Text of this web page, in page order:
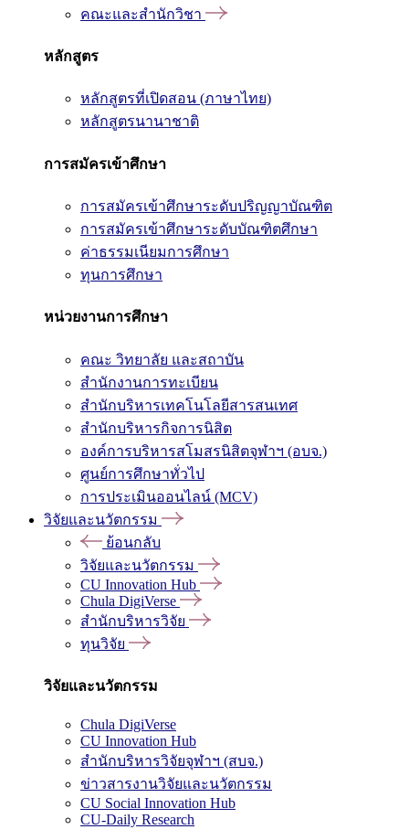
คณะและสำนักวิชา
หลักสูตร
หลักสูตรที่เปิดสอน (ภาษาไทย)
หลักสูตรนานาชาติ
การสมัครเข้าศึกษา
การสมัครเข้าศึกษาระดับปริญญาบัณฑิต
การสมัครเข้าศึกษาระดับบัณฑิตศึกษา
ค่าธรรมเนียมการศึกษา
ทุนการศึกษา
หน่วยงานการศึกษา
คณะ วิทยาลัย และสถาบัน
สำนักงานการทะเบียน
สำนักบริหารเทคโนโลยีสารสนเทศ
สำนักบริหารกิจการนิสิต
องค์การบริหารสโมสรนิสิตจุฬาฯ (อบจ.)
ศูนย์การศึกษาทั่วไป
การประเมินออนไลน์ (MCV)
วิจัยและนวัตกรรม
ย้อนกลับ
วิจัยและนวัตกรรม
CU Innovation Hub
Chula DigiVerse
สำนักบริหารวิจัย
ทุนวิจัย
วิจัยและนวัตกรรม
Chula DigiVerse
CU Innovation Hub
สำนักบริหารวิจัยจุฬาฯ (สบจ.)
ข่าวสารงานวิจัยและนวัตกรรม
CU Social Innovation Hub
CU-Daily Research